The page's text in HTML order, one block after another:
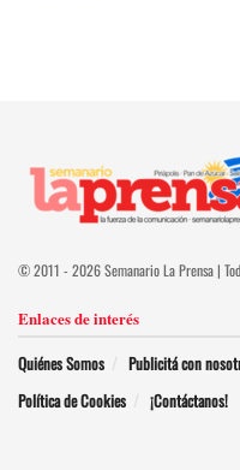
© 2011 - 2026 Semanario La Prensa |
Enlaces de interés
Quiénes Somos Publicitá con
Política de Cookies
¡Contáctanos!